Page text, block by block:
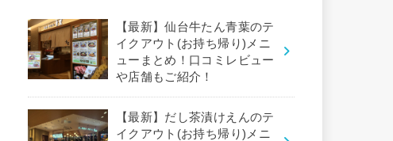
【最新】仙台牛たん青葉のテ
イクアウト(お持ち帰り)メニ
ューまとめ！口コミレビュー
や店舗もご紹介！
【最新】だし茶漬けえんのテ
イクアウト(お持ち帰り)メニ